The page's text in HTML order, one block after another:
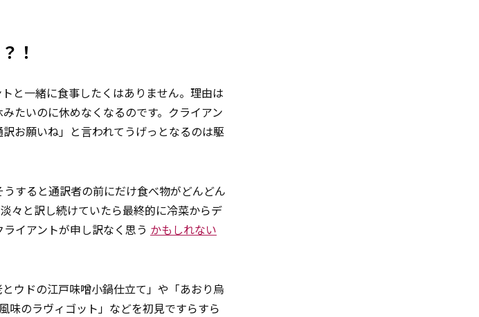
！
と一緒に食事したくはありません。理由は
たいのに休めなくなるのです。クライアン
お願いね」と言われてうげっとなるのは駆
すると通訳者の前にだけ食べ物がどんどん
々と訳し続けていたら最終的に冷菜からデ
イアントが申し訳なく思う かもしれない
ウドの江戸味噌小鍋仕立て」や「あおり烏
味のラヴィゴット」などを初見ですらすら